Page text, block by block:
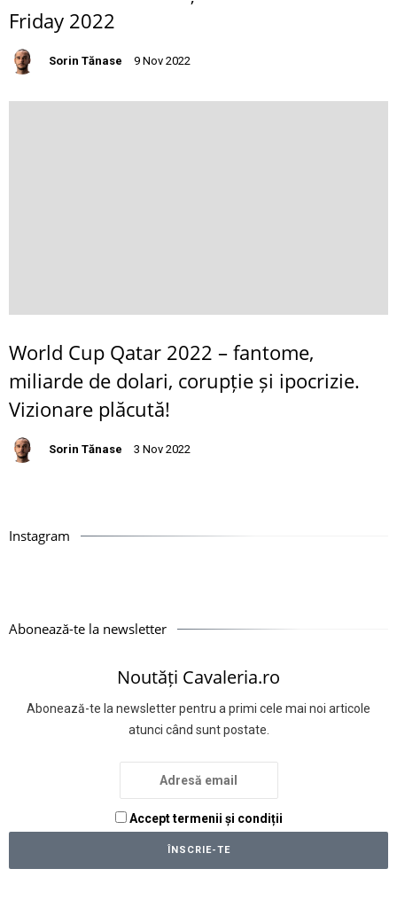
Friday 2022
Sorin Tănase 9 Nov 2022
World Cup Qatar 2022 – fantome,
miliarde de dolari, corupție și ipocrizie.
Vizionare plăcută!
Sorin Tănase 3 Nov 2022
Instagram
Abonează-te la newsletter
Noutăți Cavaleria.ro
Abonează-te la newsletter pentru a primi cele mai noi articole
atunci când sunt postate.
Accept termenii și condiții